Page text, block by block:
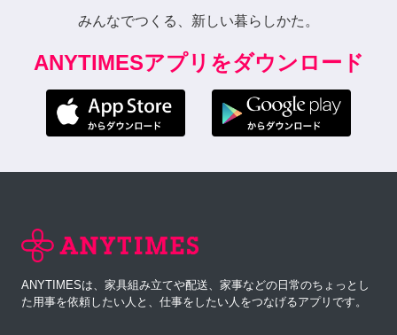
みんなでつくる、新しい暮らしかた。
ANYTIMESアプリをダウンロード
ANYTIMESは、家具組み立てや配送、家事などの日常のちょっとし
た用事を依頼したい人と、仕事をしたい人をつなげるアプリです。